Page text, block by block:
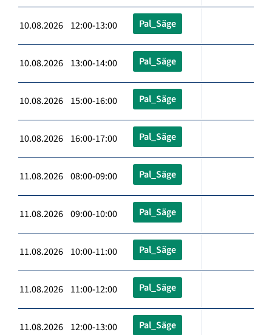
10.08.2026 12:00-13:00 Pal_Säge
10.08.2026 13:00-14:00 Pal_Säge
10.08.2026 15:00-16:00 Pal_Säge
10.08.2026 16:00-17:00 Pal_Säge
11.08.2026 08:00-09:00 Pal_Säge
11.08.2026 09:00-10:00 Pal_Säge
11.08.2026 10:00-11:00 Pal_Säge
11.08.2026 11:00-12:00 Pal_Säge
11.08.2026 12:00-13:00 Pal_Säge